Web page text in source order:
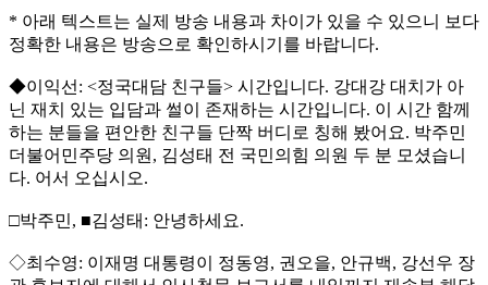
* 아래 텍스트는 실제 방송 내용과 차이가 있을 수 있으니 보다
정확한 내용은 방송으로 확인하시기를 바랍니다.
◆이익선: <정국대담 친구들> 시간입니다. 강대강 대치가 아
닌 재치 있는 입담과 썰이 존재하는 시간입니다. 이 시간 함께
하는 분들을 편안한 친구들 단짝 버디로 칭해 봤어요. 박주민
더불어민주당 의원, 김성태 전 국민의힘 의원 두 분 모셨습니
다. 어서 오십시오.
□박주민, ■김성태: 안녕하세요.
◇최수영: 이재명 대통령이 정동영, 권오을, 안규백, 강선우 장